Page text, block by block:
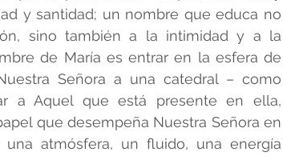
y santidad; un nombre que educa no
sino también a la intimidad y a la
de María es entrar en la esfera de
Señora a una catedral – como
a Aquel que está presente en ella,
que desempeña Nuestra Señora en
atmósfera, un fluido, una energía